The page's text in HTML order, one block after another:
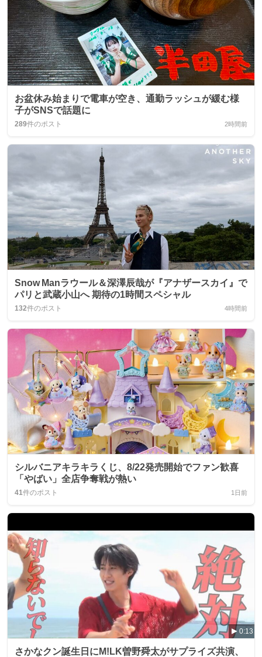
お盆休み始まりで電車が空き、通勤ラッシュが緩む様
子がSNSで話題に
289件のポスト 2時間前
Snow Manラウール＆深澤辰哉が『アナザースカイ』で
パリと武蔵小山へ 期待の1時間スペシャル
132件のポスト 4時間前
シルバニアキラキラくじ、8/22発売開始でファン歓喜
「やばい」全店争奪戦が熱い
41件のポスト 1日前
0:13
さかなクン誕生日にM!LK曽野舜太がサプライズ共演、